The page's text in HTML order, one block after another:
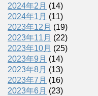
2024年2月 (14)
2024年1月 (11)
2023年12月 (19)
2023年11月 (22)
2023年10月 (25)
2023年9月 (14)
2023年8月 (13)
2023年7月 (16)
2023年6月 (23)